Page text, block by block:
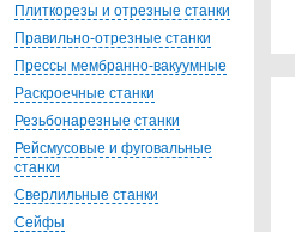
Плиткорезы и отрезные станки
Правильно-отрезные станки
Прессы мембранно-вакуумные
Раскроечные станки
Резьбонарезные станки
Рейсмусовые и фуговальные
станки
Сверлильные станки
Сейфы